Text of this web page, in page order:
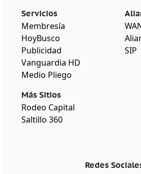
Servicios
Membresía
HoyBusco
Publicidad
Vanguardia HD
Medio Pliego
Más Sitios
Rodeo Capital
Saltillo 360
SIP
Redes